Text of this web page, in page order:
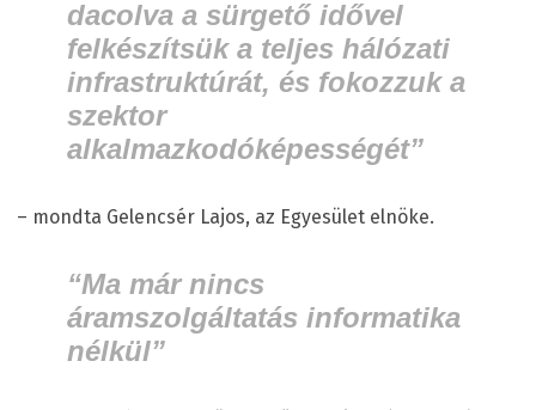
dacolva a sürgető idővel
felkészítsük a teljes hálózati
infrastruktúrát, és fokozzuk a
szektor
alkalmazkodóképességét”
– mondta Gelencsér Lajos, az Egyesület elnöke.
“Ma már nincs
áramszolgáltatás informatika
nélkül”